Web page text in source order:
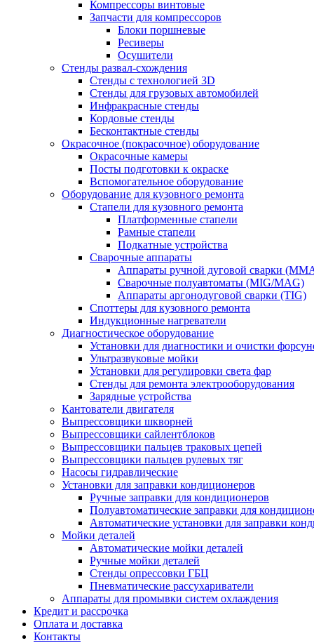
Компрессоры винтовые
Запчасти для компрессоров
Блоки поршневые
Ресиверы
Осушители
Стенды развал-схождения
Стенды с технологией 3D
Стенды для грузовых автомобилей
Инфракрасные стенды
Кордовые стенды
Бесконтактные стенды
Окрасочное (покрасочное) оборудование
Окрасочные камеры
Посты подготовки к окраске
Вспомогательное оборудование
Оборудование для кузовного ремонта
Стапели для кузовного ремонта
Платформенные стапели
Рамные стапели
Подкатные устройства
Сварочные аппараты
Аппараты ручной дуговой сварки
Сварочные полуавтоматы (MIG/MAG)
Аппараты аргонодуговой сварки (TIG)
Споттеры для кузовного ремонта
Индукционные нагреватели
Диагностическое оборудование
Установки для диагностики и очистки
Ультразвуковые мойки
Установки для регулировки света фар
Стенды для ремонта электрооборудования
Зарядные устройства
Кантователи двигателя
Выпрессовщики шкворней
Выпрессовщики сайлентблоков
Выпрессовщики пальцев траковых цепей
Выпрессовщики пальцев рулевых тяг
Насосы гидравлические
Установки для заправки кондиционеров
Ручные заправки для кондиционеров
Полуавтоматические заправки для
Автоматические установки для заправки
Мойки деталей
Автоматические мойки деталей
Ручные мойки деталей
Стенды опрессовки ГБЦ
Пневматические рассухариватели
Аппараты для промывки систем охлаждения
Кредит и рассрочка
Оплата и доставка
Контакты